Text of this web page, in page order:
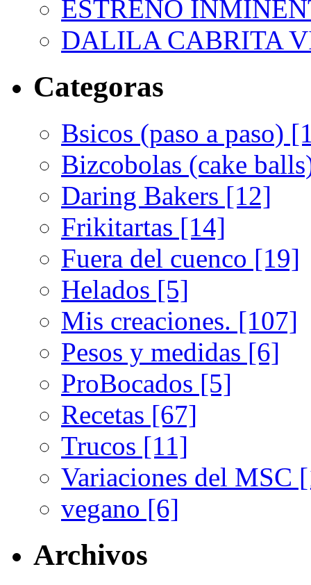
ESTRENO
DALILA CABRITA
Categoras
Bsicos (paso a paso)
Bizcobolas (cake
Daring Bakers [12]
Frikitartas [14]
Fuera del cuenco [19]
Helados [5]
Mis creaciones. [107]
Pesos y medidas [6]
ProBocados [5]
Recetas [67]
Trucos [11]
Variaciones del MSC
vegano [6]
Archivos